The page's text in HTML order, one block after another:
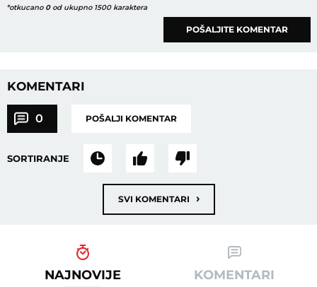
*otkucano 0od ukupno 1500 karaktera
POŠALJITE KOMENTAR
KOMENTARI
0 POŠALJI KOMENTAR
SORTIRANJE
SVI KOMENTARI ›
NAJNOVIJE KOMENTARI